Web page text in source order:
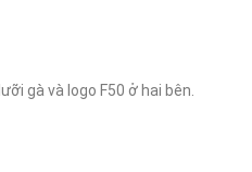
gà và logo F50 ở hai bên.